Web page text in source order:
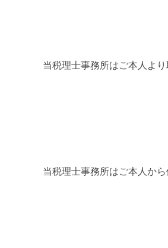
当税理士事務所はご本人よ
当税理士事務所はご本人か